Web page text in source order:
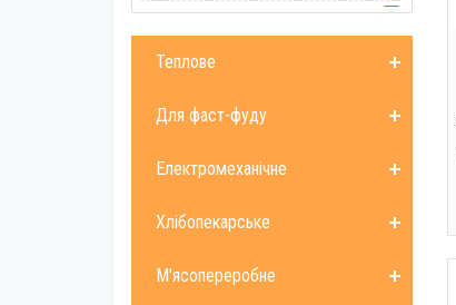
понад 12
4
до 6
Теплове
Для фаст-фуду
Електромеханічне
Хлібопекарське
М'ясопереробне